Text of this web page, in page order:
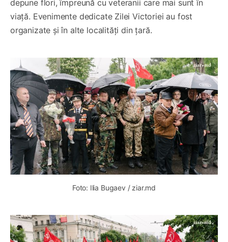
depune flori, împreună cu veteranii care mai sunt în
viață. Evenimente dedicate Zilei Victoriei au fost
organizate și în alte localități din țară.
Foto: Ilia Bugaev / ziar.md